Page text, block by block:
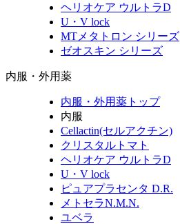
ヘリオケア ウルトラD
U・V lock
MTメタトロン シリーズ
ゼオスキン シリーズ
内服・外用薬
内服・外用薬トップ
内服
Cellactin(セルアクチン)
クリスタルトマト
ヘリオケア ウルトラD
U・V lock
ピュアプラセンタ D.R.
メトセラN.M.N.
ユベラ